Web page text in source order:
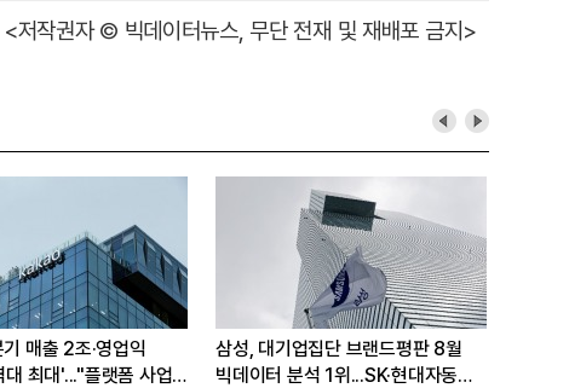
<저작권자 © 빅데이터뉴스, 무단 전재 및 재배포 금지>
매출 2조·영업익
최대'..."플랫폼 사업
삼성, 대기업집단 브랜드평판 8월
빅데이터 분석 1위...SK·현대자동차